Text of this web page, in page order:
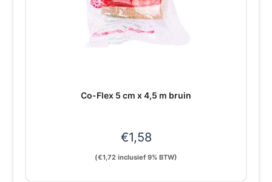
Co-Flex 5 cm x 4,5 m bruin
€1,58
(€1,72 inclusief 9% BTW)